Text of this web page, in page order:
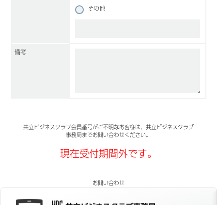
その他
備考
共立ビジネスクラブ会員番号がご不明なお客様は、共立ビジネスクラブ
事務局までお問い合わせください。
現在受付期間外です。
お問い合わせ